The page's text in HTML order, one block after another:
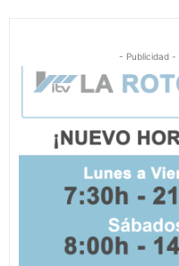
- Publicidad -